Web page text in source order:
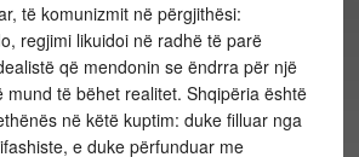
të komunizmit në përgjithësi:
regjimi likuidoi në radhë të parë
që mendonin se ëndrra për një
mund të bëhet realitet. Shqipëria është
në këtë kuptim: duke filluar nga
e duke përfunduar me